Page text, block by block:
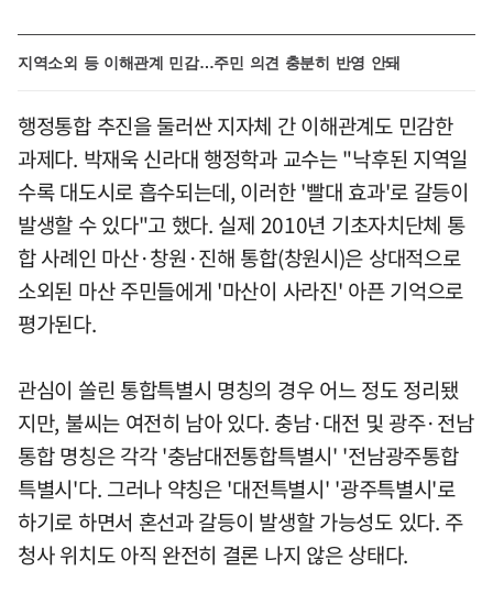
지역소외 등 이해관계 민감…주민 의견 충분히 반영 안돼
행정통합 추진을 둘러싼 지자체 간 이해관계도 민감한
과제다. 박재욱 신라대 행정학과 교수는 "낙후된 지역일
수록 대도시로 흡수되는데, 이러한 '빨대 효과'로 갈등이
발생할 수 있다"고 했다. 실제 2010년 기초자치단체 통
합 사례인 마산·창원·진해 통합(창원시)은 상대적으로
소외된 마산 주민들에게 '마산이 사라진' 아픈 기억으로
평가된다.
관심이 쏠린 통합특별시 명칭의 경우 어느 정도 정리됐
지만, 불씨는 여전히 남아 있다. 충남·대전 및 광주·전남
통합 명칭은 각각 '충남대전통합특별시' '전남광주통합
특별시'다. 그러나 약칭은 '대전특별시' '광주특별시'로
하기로 하면서 혼선과 갈등이 발생할 가능성도 있다. 주
청사 위치도 아직 완전히 결론 나지 않은 상태다.